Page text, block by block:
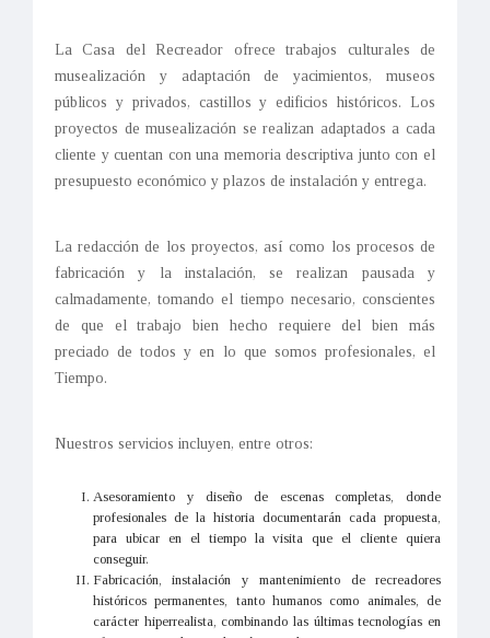
La Casa del Recreador ofrece trabajos culturales de
musealización y adaptación de yacimientos, museos
públicos y privados, castillos y edificios históricos. Los
proyectos de musealización se realizan adaptados a cada
cliente y cuentan con una memoria descriptiva junto con el
presupuesto económico y plazos de instalación y entrega.
La redacción de los proyectos, así como los procesos de
fabricación y la instalación, se realizan pausada y
calmadamente, tomando el tiempo necesario, conscientes
de que el trabajo bien hecho requiere del bien más
preciado de todos y en lo que somos profesionales, el
Tiempo.
Nuestros servicios incluyen, entre otros:
Asesoramiento y diseño de escenas completas, donde
profesionales de la historia documentarán cada propuesta,
para ubicar en el tiempo la visita que el cliente quiera
conseguir.
Fabricación, instalación y mantenimiento de recreadores
históricos permanentes, tanto humanos como animales, de
carácter hiperrealista, combinando las últimas tecnologías en